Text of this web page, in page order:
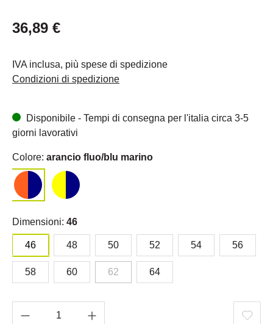
36,89 €
IVA inclusa, più spese di spedizione
Condizioni di spedizione
Disponibile - Tempi di consegna per l'italia circa 3-5
giorni lavorativi
Colore: arancio fluo/blu marino
Dimensioni: 46
46 48 50 52 54 56
58 60 62 64